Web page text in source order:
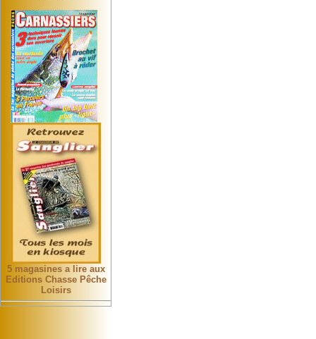
5 magasines a lire aux
Editions Chasse Pêche
Loisirs